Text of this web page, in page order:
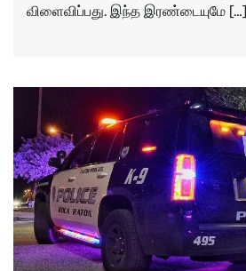
விளைவிப்பது. இந்த இரண்டையுமே […]